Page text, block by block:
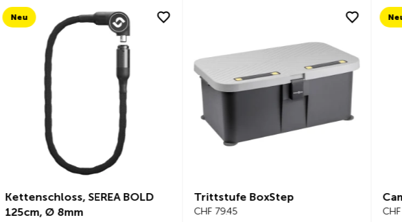
SEREA BOLD
Trittstufe BoxStep
Neu
Camper